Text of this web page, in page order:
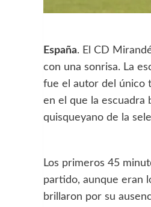
España. El CD
con una sonrisa. La
fue el autor del único
en el que la escuadra
quisqueyano de la
Los primeros 45
partido, aunque eran
brillaron por su